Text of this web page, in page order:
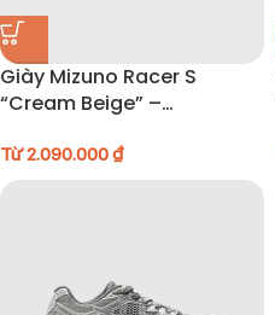
Giày Mizuno Racer S
“Cream Beige” –
Từ2.090.000₫